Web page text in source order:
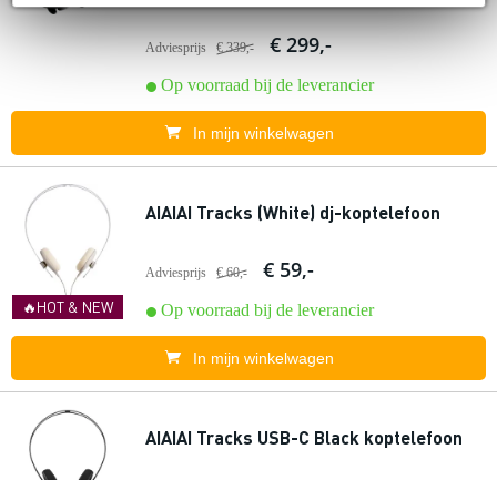
Adviesprijs € 339,- € 299,-
Op voorraad bij de leverancier
In mijn winkelwagen
🔥HOT & NEW
AIAIAI Tracks (White) dj-koptelefoon
Adviesprijs € 60,- € 59,-
Op voorraad bij de leverancier
In mijn winkelwagen
AIAIAI Tracks USB-C Black koptelefoon